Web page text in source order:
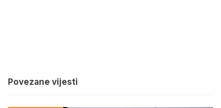
Povezane vijesti